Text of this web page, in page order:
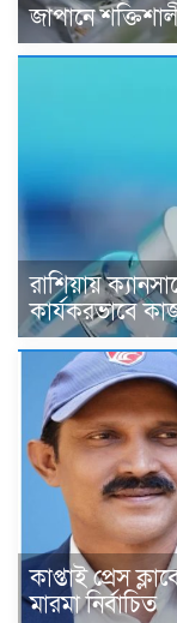
জাপানে
রাশিয়ায়
কার্যকরভাবে
কাপ্তাই প্রেস
মারমা নির্বাচিত